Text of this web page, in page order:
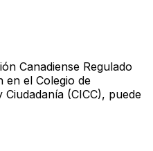
Canadiense Regulado
en el Colegio de
(CICC), puede